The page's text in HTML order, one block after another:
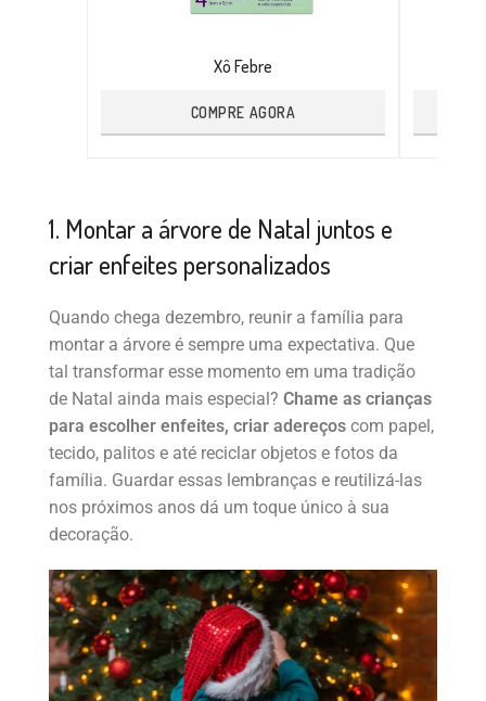
Xô Febre
COMPRE AGORA
1. Montar a árvore de Natal juntos e
criar enfeites personalizados
Quando chega dezembro, reunir a família para
montar a árvore é sempre uma expectativa. Que
tal transformar esse momento em uma tradição
de Natal ainda mais especial? Chame as crianças
para escolher enfeites, criar adereços com papel,
tecido, palitos e até reciclar objetos e fotos da
família. Guardar essas lembranças e reutilizá-las
nos próximos anos dá um toque único à sua
decoração.